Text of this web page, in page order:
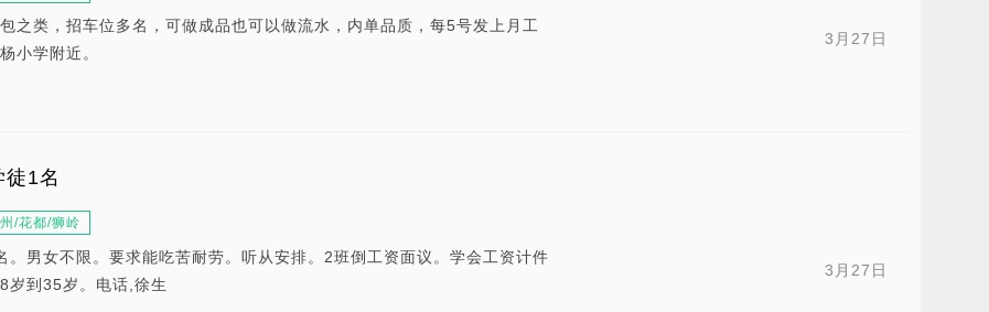
3月27日
之类，招车位多名，可做成品也可以做流水，内单品质，每5号发上月工
小学附近。
3月27日
1名
/花都/狮岭
。男女不限。要求能吃苦耐劳。听从安排。2班倒工资面议。学会工资计件
到35岁。电话,徐生